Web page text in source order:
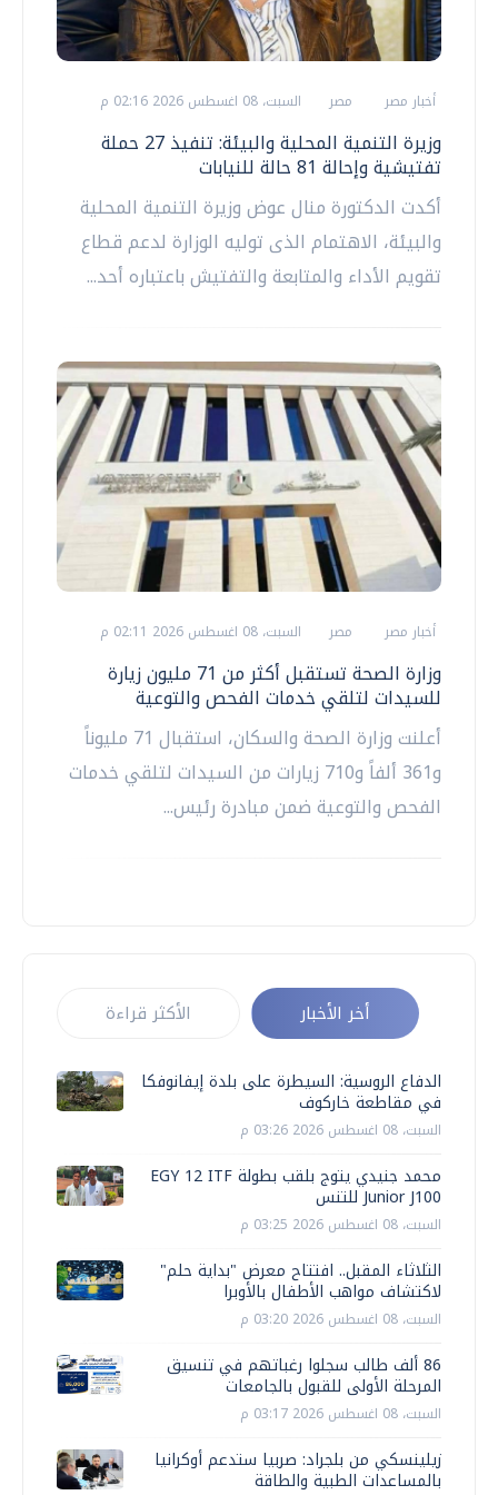
أخبار مصر مصر السبت، 08 اغسطس 2026 02:16 م
وزيرة التنمية المحلية والبيئة: تنفيذ 27 حملة
تفتيشية وإحالة 81 حالة للنيابات
أكدت الدكتورة منال عوض وزيرة التنمية المحلية
والبيئة، الاهتمام الذى توليه الوزارة لدعم قطاع
تقويم الأداء والمتابعة والتفتيش باعتباره أحد...
أخبار مصر مصر السبت، 08 اغسطس 2026 02:11 م
وزارة الصحة تستقبل أكثر من 71 مليون زيارة
للسيدات لتلقي خدمات الفحص والتوعية
أعلنت وزارة الصحة والسكان، استقبال 71 مليوناً
و361 ألفاً و710 زيارات من السيدات لتلقي خدمات
الفحص والتوعية ضمن مبادرة رئيس...
أخر الأخبار الأكثر قراءة
الدفاع الروسية: السيطرة على بلدة إيفانوفكا
في مقاطعة خاركوف
السبت، 08 اغسطس 2026 03:26 م
محمد جنيدي يتوج بلقب بطولة EGY 12 ITF
Junior J100 للتنس
السبت، 08 اغسطس 2026 03:25 م
الثلاثاء المقبل.. افتتاح معرض "بداية حلم"
لاكتشاف مواهب الأطفال بالأوبرا
السبت، 08 اغسطس 2026 03:20 م
86 ألف طالب سجلوا رغباتهم في تنسيق
المرحلة الأولى للقبول بالجامعات
السبت، 08 اغسطس 2026 03:17 م
زيلينسكي من بلجراد: صربيا ستدعم أوكرانيا
بالمساعدات الطبية والطاقة